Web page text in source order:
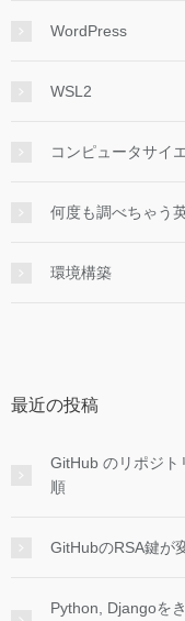
WordPress
WSL2
コンピュータサイ
何度も調べちゃう
環境構築
最近の投稿
GitHub のリポジ
順
GitHubのRSA鍵が
Python, Djangoを